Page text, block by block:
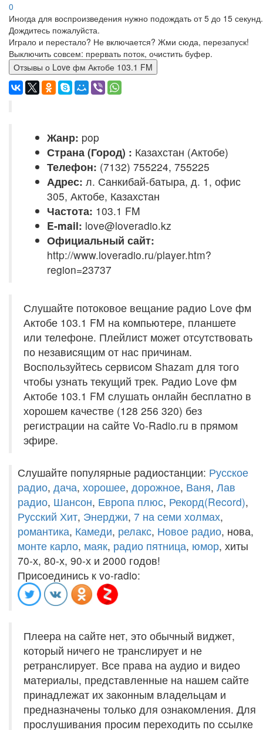
0
Иногда для воспроизведения нужно подождать от 5 до 15 секунд.
Дождитесь пожалуйста.
Играло и перестало? Не включается? Жми сюда, перезапуск!
Выключить совсем: прервать поток, очистить буфер.
Отзывы о Love фм Актобе 103.1 FM
Жанр: pop
Страна (Город) : Казахстан (Актобе)
Телефон: (7132) 755224, 755225
Адрес: л. Санкибай-батыра, д. 1, офис
305, Актобе, Казахстан
Частота: 103.1 FM
E-mail: love@loveradio.kz
Официальный сайт:
http://www.loveradio.ru/player.htm?
region=23737
Слушайте потоковое вещание радио Love фм
Актобе 103.1 FM на компьютере, планшете
или телефоне. Плейлист может отсутствовать
по независящим от нас причинам.
Воспользуйтесь сервисом Shazam для того
чтобы узнать текущий трек. Радио Love фм
Актобе 103.1 FM слушать онлайн бесплатно в
хорошем качестве (128 256 320) без
регистрации на сайте Vo-Radio.ru в прямом
эфире.
Слушайте популярные радиостанции: Русское
радио, дача, хорошее, дорожное, Ваня, Лав
радио, Шансон, Европа плюс, Рекорд(Record),
Русский Хит, Энерджи, 7 на семи холмах,
романтика, Камеди, релакс, Новое радио, нова,
монте карло, маяк, радио пятница, юмор, хиты
70-х, 80-х, 90-х и 2000 годов!
Присоединись к vo-radio:
Плеера на сайте нет, это обычный виджет,
который ничего не транслирует и не
ретранслирует. Все права на аудио и видео
материалы, представленные на нашем сайте
принадлежат их законным владельцам и
предназначены только для ознакомления. Для
прослушивания просим переходить по ссылке